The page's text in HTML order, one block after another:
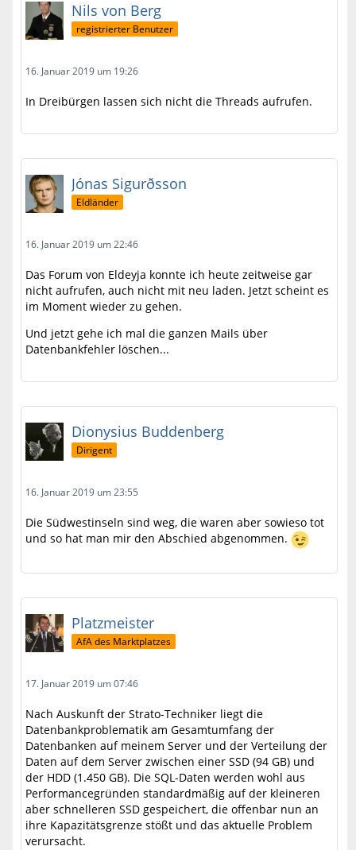
Nils von Berg
registrierter Benutzer
16. Januar 2019 um 19:26
In Dreibürgen lassen sich nicht die Threads aufrufen.
Jónas Sigurðsson
Eldländer
16. Januar 2019 um 22:46
Das Forum von Eldeyja konnte ich heute zeitweise gar
nicht aufrufen, auch nicht mit neu laden. Jetzt scheint es
im Moment wieder zu gehen.
Und jetzt gehe ich mal die ganzen Mails über
Datenbankfehler löschen...
Dionysius Buddenberg
Dirigent
16. Januar 2019 um 23:55
Die Südwestinseln sind weg, die waren aber sowieso tot
und so hat man mir den Abschied abgenommen.
Platzmeister
AfA des Marktplatzes
17. Januar 2019 um 07:46
Nach Auskunft der Strato-Techniker liegt die
Datenbankproblematik am Gesamtumfang der
Datenbanken auf meinem Server und der Verteilung der
Daten auf dem Server zwischen einer SSD (94 GB) und
der HDD (1.450 GB). Die SQL-Daten werden wohl aus
Performancegründen standardmäßig auf der kleineren
aber schnelleren SSD gespeichert, die offenbar nun an
ihre Kapazitätsgrenze stößt und das aktuelle Problem
verursacht.